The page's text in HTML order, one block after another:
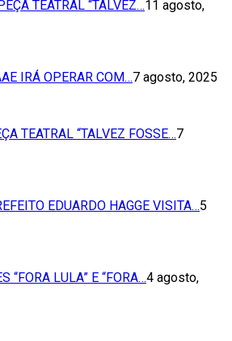
TEATRAL “TALVEZ…11 agosto,
IRÁ OPERAR COM…7 agosto, 2025
TEATRAL “TALVEZ FOSSE…7
EDUARDO HAGGE VISITA…5
“FORA LULA” E “FORA…4 agosto,